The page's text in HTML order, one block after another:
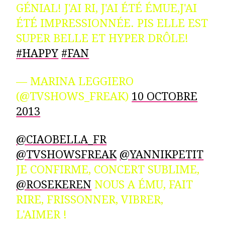
GÉNIAL! J'AI RI, J'AI ÉTÉ ÉMUE,J'AI
ÉTÉ IMPRESSIONNÉE. PIS ELLE EST
SUPER BELLE ET HYPER DRÔLE!
#HAPPY #FAN
— MARINA LEGGIERO
(@TVSHOWS_FREAK) 10 OCTOBRE
2013
@CIAOBELLA_FR
@TVSHOWSFREAK @YANNIKPETIT
JE CONFIRME, CONCERT SUBLIME,
@ROSEKEREN NOUS A ÉMU, FAIT
RIRE, FRISSONNER, VIBRER,
L'AIMER !